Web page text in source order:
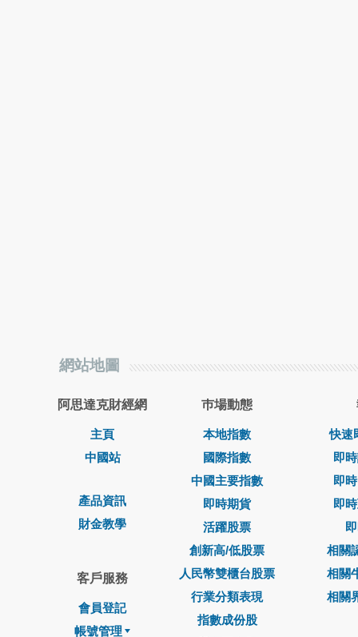
網站地圖
阿思達克財經網
主頁
中國站
產品資訊
財金教學
客戶服務
會員登記
帳號管理
巿場動態
本地指數
國際指數
中國主要指數
即時期貨
活躍股票
創新高/低股票
人民幣雙櫃台股票
行業分類表現
指數成份股
快速
即
即
即
相關
相關
相關